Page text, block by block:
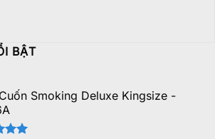
BẬT
Smoking Deluxe Kingsize -